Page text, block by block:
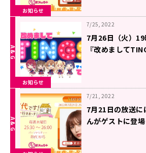
お知らせ
お知らせ
7/25, 2022
7月26日（火）19
『改めまして
7/21, 2022
7月21日の放送に
んがゲストに登